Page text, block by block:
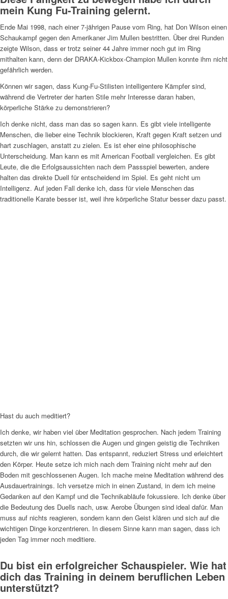
mein Kung Fu-Training gelernt.
Ende Mai 1998, nach einer 7-jährigen Pause vom Ring, hat Don Wilson einen
Schaukampf gegen den Amerikaner Jim Mullen bestritten. Über drei Runden
zeigte Wilson, dass er trotz seiner 44 Jahre immer noch gut im Ring
mithalten kann, denn der DRAKA-Kickbox-Champion Mullen konnte ihm nicht
gefährlich werden.
Können wir sagen, dass Kung-Fu-Stilisten intelligentere Kämpfer sind,
während die Vertreter der harten Stile mehr Interesse daran haben,
körperliche Stärke zu demonstrieren?
Ich denke nicht, dass man das so sagen kann. Es gibt viele intelligente
Menschen, die lieber eine Technik blockieren, Kraft gegen Kraft setzen und
hart zuschlagen, anstatt zu zielen. Es ist eher eine philosophische
Unterscheidung. Man kann es mit American Football vergleichen. Es gibt
Leute, die die Erfolgsaussichten nach dem Passspiel bewerten, andere
halten das direkte Duell für entscheidend im Spiel. Es geht nicht um
Intelligenz. Auf jeden Fall denke ich, dass für viele Menschen das
traditionelle Karate besser ist, weil ihre körperliche Statur besser dazu passt.
Hast du auch meditiert?
Ich denke, wir haben viel über Meditation gesprochen. Nach jedem Training
setzten wir uns hin, schlossen die Augen und gingen geistig die Techniken
durch, die wir gelernt hatten. Das entspannt, reduziert Stress und erleichtert
den Körper. Heute setze ich mich nach dem Training nicht mehr auf den
Boden mit geschlossenen Augen. Ich mache meine Meditation während des
Ausdauertrainings. Ich versetze mich in einen Zustand, in dem ich meine
Gedanken auf den Kampf und die Technikabläufe fokussiere. Ich denke über
die Bedeutung des Duells nach, usw. Aerobe Übungen sind ideal dafür. Man
muss auf nichts reagieren, sondern kann den Geist klären und sich auf die
wichtigen Dinge konzentrieren. In diesem Sinne kann man sagen, dass ich
jeden Tag immer noch meditiere.
Du bist ein erfolgreicher Schauspieler. Wie hat
dich das Training in deinem beruflichen Leben
unterstützt?